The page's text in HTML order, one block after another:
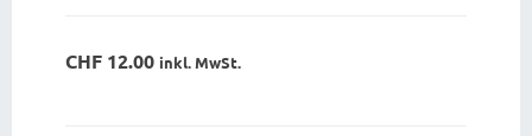
CHF 12.00 inkl. MwSt.